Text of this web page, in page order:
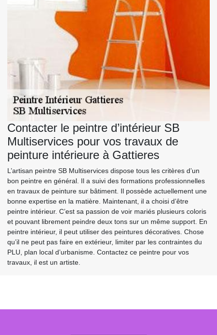
Contacter le peintre d’intérieur SB
Multiservices pour vos travaux de
peinture intérieure à Gattieres
L’artisan peintre SB Multiservices dispose tous les critères d’un
bon peintre en général. Il a suivi des formations professionnelles
en travaux de peinture sur bâtiment. Il possède actuellement une
bonne expertise en la matière. Maintenant, il a choisi d’être
peintre intérieur. C’est sa passion de voir mariés plusieurs coloris
et pouvant librement peindre deux tons sur un même support. En
peintre intérieur, il peut utiliser des peintures décoratives. Chose
qu’il ne peut pas faire en extérieur, limiter par les contraintes du
PLU, plan local d’urbanisme. Contactez ce peintre pour vos
travaux, il est un artiste.